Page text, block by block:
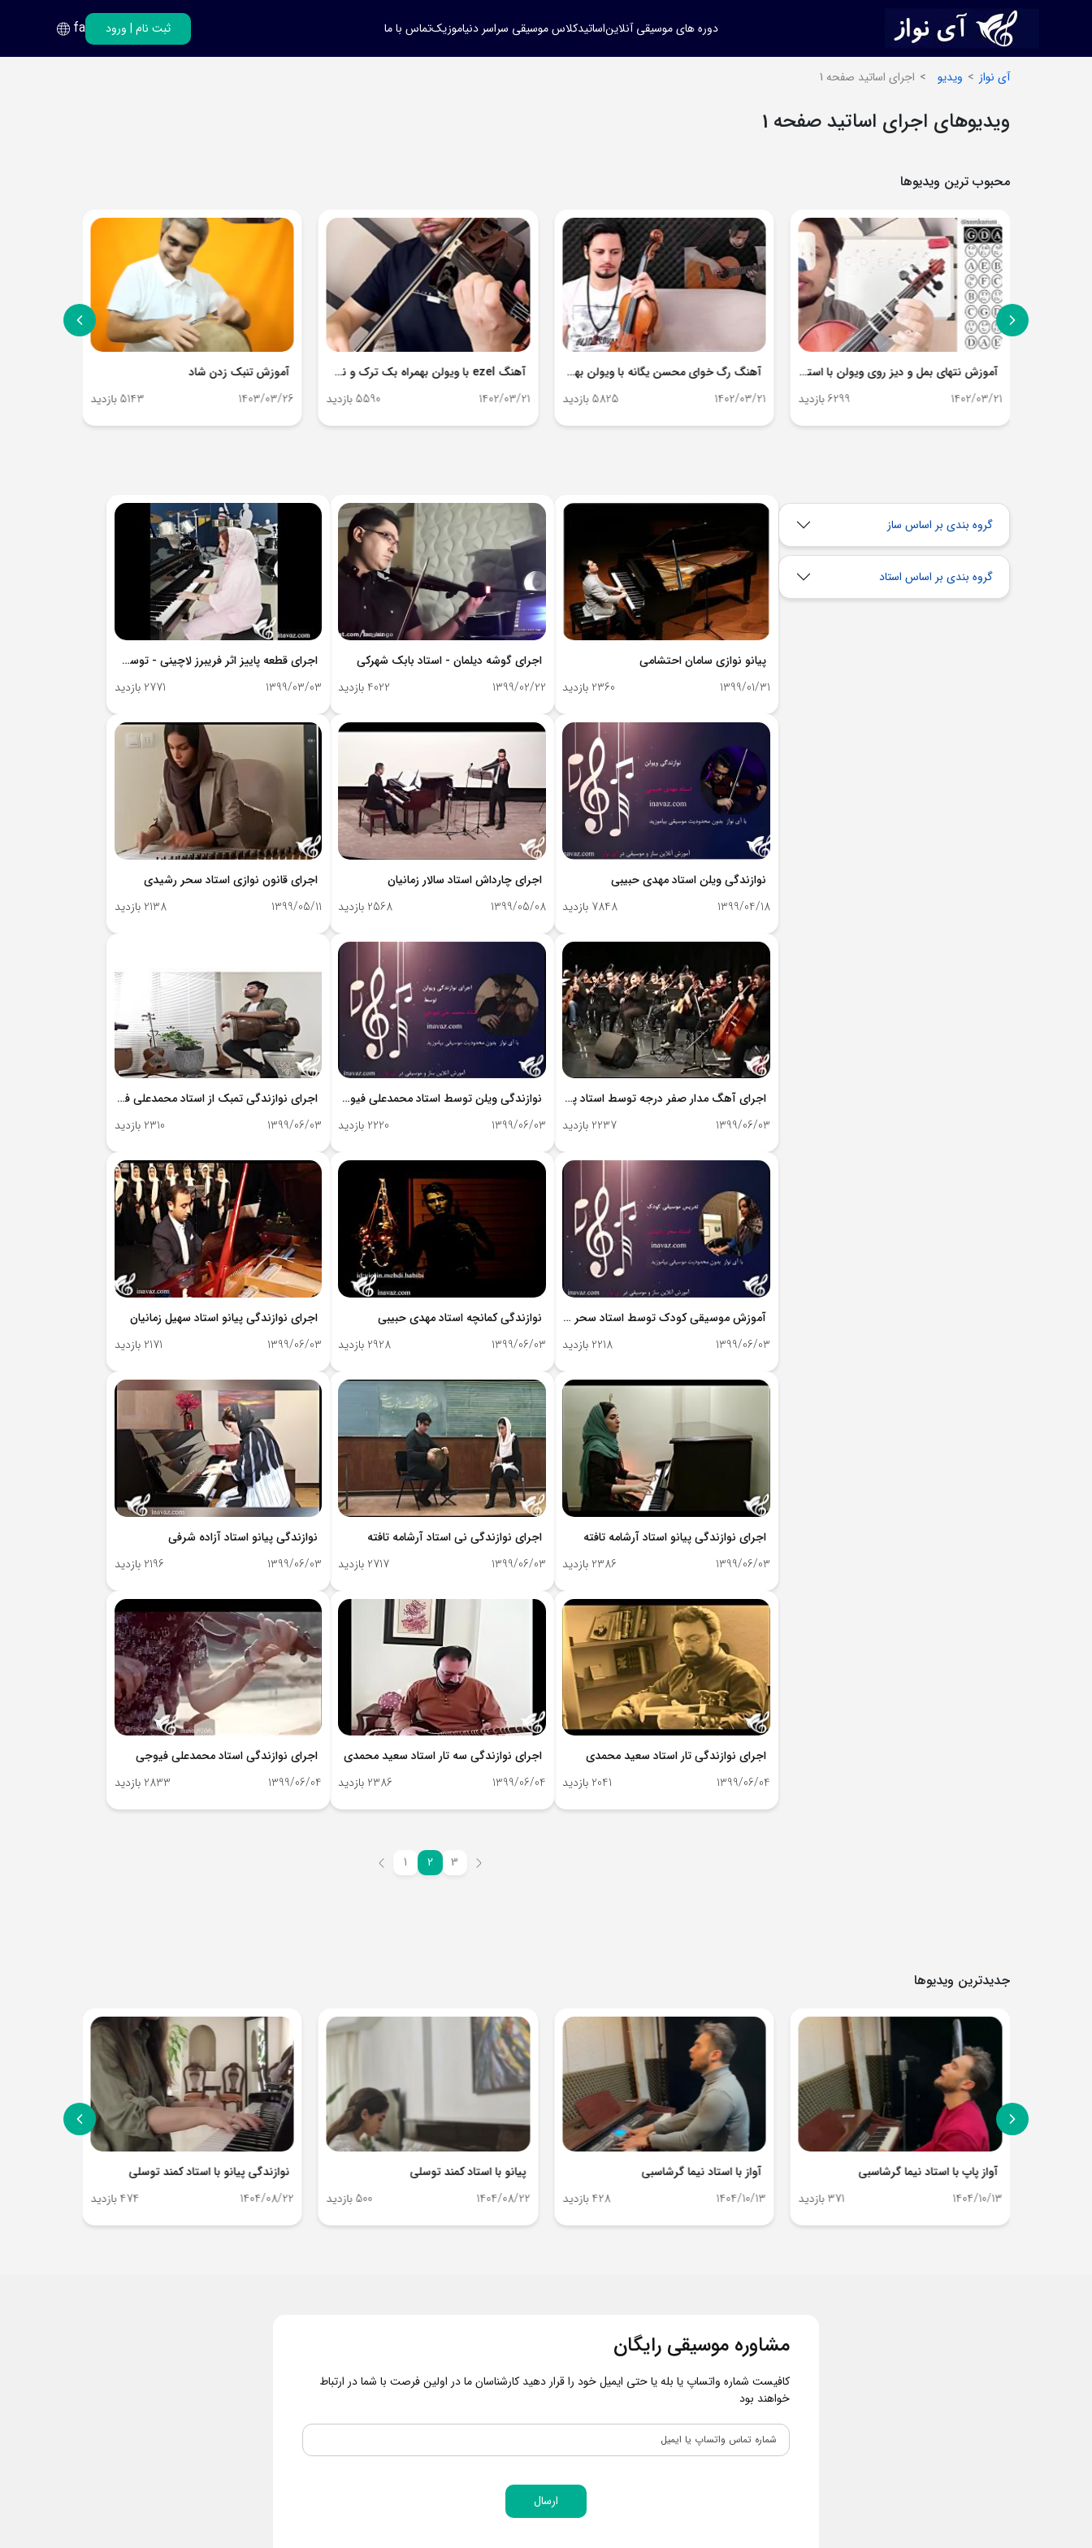
دوره های موسیقی آنلایناساتیدکلاس موسیقی سراسر دنیاموزیکتماس با ما ثبت نام | ورود
فارسی
انگلیسی
fa
آی نواز ویدیو اجرای اساتید صفحه 1
ویدیوهای اجرای اساتید صفحه 1
محبوب ترین ویدیوها
آموزش نتهای بمل و دیز روی ویولن با استاد سام کریمی
6299 بازدید
1402/03/21
آهنگ رگ خوای محسن یگانه با ویولن بهمراه بک ترک گیتار با اجرای سام کریمی
5825 بازدید
1402/03/21
آهنگ ezel با ویولن بهمراه بک ترک و نت - توسط استاد سام کریمی
5590 بازدید
1402/03/21
آموزش تنبک زدن شاد
5143 بازدید
1403/03/26
گروه بندی بر اساس ساز
گروه بندی بر اساس استاد
پیانو نوازی سامان احتشامی
2360 بازدید
1399/01/31
اجرای گوشه دیلمان - استاد بابک شهرکی
4022 بازدید
1399/02/22
اجرای قطعه پاییز اثر فریبرز لاچینی - توسط استاد ملیحه مازندرانی
2771 بازدید
1399/03/03
نوازندگی ویلن استاد مهدی حبیبی
7848 بازدید
1399/04/18
اجرای چارداش استاد سالار زمانیان
2568 بازدید
1399/05/08
اجرای قانون نوازی استاد سحر رشیدی
2138 بازدید
1399/05/11
اجرای آهگ مدار صفر درجه توسط استاد پوریا زمانی
2237 بازدید
1399/06/03
نوازندگی ویلن توسط استاد محمدعلی فیوجی
2220 بازدید
1399/06/03
اجرای نوازندگی تمبک از استاد محمدعلی فیوجی
2310 بازدید
1399/06/03
آموزش موسیقی کودک توسط استاد سحر رشیدی
2218 بازدید
1399/06/03
نوازندگی کمانچه استاد مهدی حبیبی
2928 بازدید
1399/06/03
اجرای نوازندگی پیانو استاد سهیل زمانیان
2171 بازدید
1399/06/03
اجرای نوازندگی پیانو استاد آرشامه تافته
2386 بازدید
1399/06/03
اجرای نوازندگی نی استاد آرشامه تافته
2717 بازدید
1399/06/03
نوازندگی پیانو استاد آزاده شرفی
2196 بازدید
1399/06/03
اجرای نوازندگی تار استاد سعید محمدی
2041 بازدید
1399/06/04
اجرای نوازندگی سه تار استاد سعید محمدی
2386 بازدید
1399/06/04
اجرای نوازندگی استاد محمدعلی فیوجی
2833 بازدید
1399/06/04
1 2 3
جدیدترین ویدیوها
آواز پاپ با استاد نیما گرشاسبی
371 بازدید
1404/10/13
آواز با استاد نیما گرشاسبی
428 بازدید
1404/10/13
پیانو با استاد کمند توسلی
500 بازدید
1404/08/22
نوازندگی پیانو با استاد کمند توسلی
474 بازدید
1404/08/22
مشاوره موسیقی رایگان
کافیست شماره واتساپ یا بله یا حتی ایمیل خود را قرار دهید کارشناسان ما در اولین فرصت با شما در ارتباط
خواهند بود
ارسال